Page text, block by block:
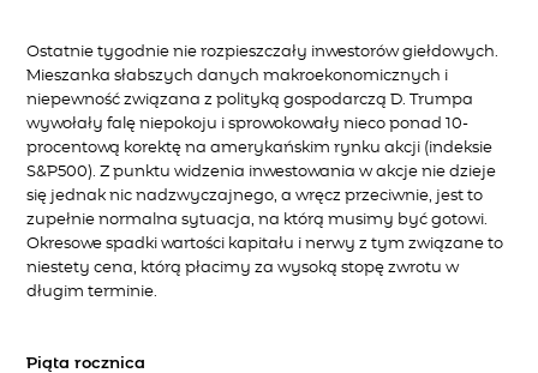
Ostatnie tygodnie nie rozpieszczały inwestorów giełdowych.
Mieszanka słabszych danych makroekonomicznych i
niepewność związana z polityką gospodarczą D. Trumpa
wywołały falę niepokoju i sprowokowały nieco ponad 10-
procentową korektę na amerykańskim rynku akcji (indeksie
S&P500). Z punktu widzenia inwestowania w akcje nie dzieje
się jednak nic nadzwyczajnego, a wręcz przeciwnie, jest to
zupełnie normalna sytuacja, na którą musimy być gotowi.
Okresowe spadki wartości kapitału i nerwy z tym związane to
niestety cena, którą płacimy za wysoką stopę zwrotu w
długim terminie.
Piąta rocznica